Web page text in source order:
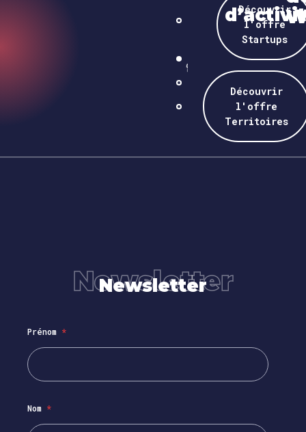
Découvrir
l'offre
Startups
Découvrir
l'offre
Territoires
Newsletter
Newsletter
Prénom *
Nom *